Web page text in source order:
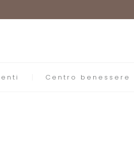
Centro benessere